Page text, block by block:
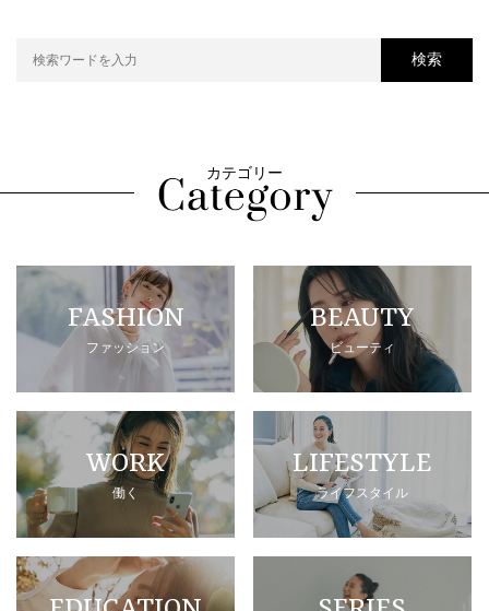
検索
カテゴリー
FASHION
ファッション
BEAUTY
ビューティ
WORK
働く
LIFESTYLE
ライフスタイル